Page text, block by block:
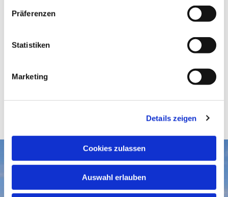
Präferenzen
Statistiken
Marketing
Details zeigen
Cookies zulassen
Auswahl erlauben
Aktuelles
Gottesdienste
Gemeindegruß-Archiv